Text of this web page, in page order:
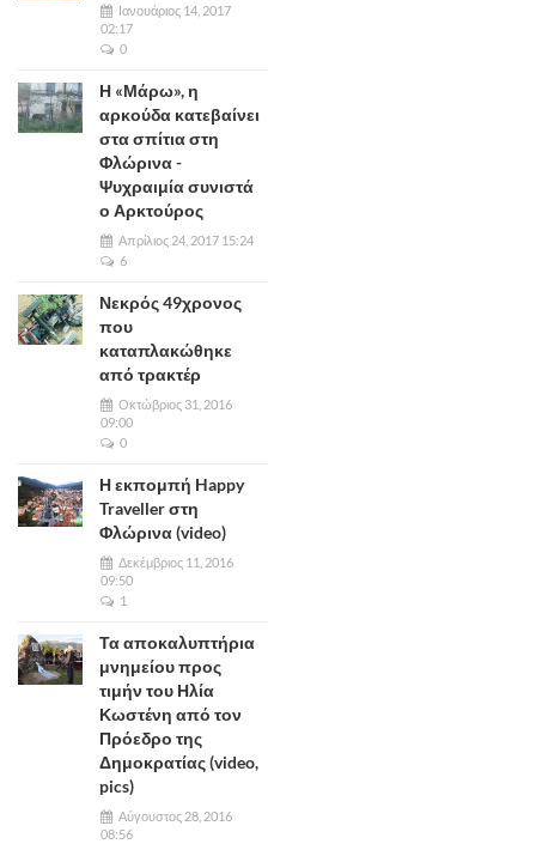
Ιανουάριος 14, 2017
02:17
0
Η «Μάρω», η
αρκούδα κατεβαίνει
στα σπίτια στη
Φλώρινα -
Ψυχραιμία συνιστά
ο Αρκτούρος
Απρίλιος 24, 2017 15:24
6
Νεκρός 49χρονος
που
καταπλακώθηκε
από τρακτέρ
Οκτώβριος 31, 2016
09:00
0
Η εκπομπή Happy
Traveller στη
Φλώρινα (video)
Δεκέμβριος 11, 2016
09:50
1
Τα αποκαλυπτήρια
μνημείου προς
τιμήν του Ηλία
Κωστένη από τον
Πρόεδρο της
Δημοκρατίας (video,
pics)
Αύγουστος 28, 2016
08:56